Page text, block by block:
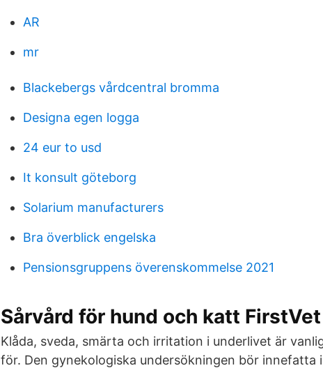
AR
mr
Blackebergs vårdcentral bromma
Designa egen logga
24 eur to usd
It konsult göteborg
Solarium manufacturers
Bra överblick engelska
Pensionsgruppens överenskommelse 2021
Sårvård för hund och katt FirstVet
Klåda, sveda, smärta och irritation i underlivet är
för. Den gynekologiska undersökningen bör innefatta